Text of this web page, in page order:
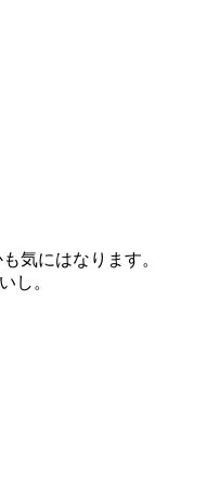
気にはなります。
し。